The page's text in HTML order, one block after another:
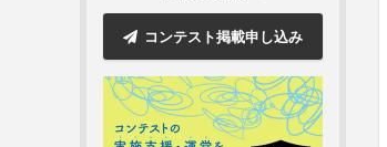
コンテスト掲載申し込み